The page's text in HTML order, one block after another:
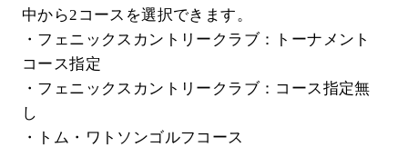
中から2コースを選択できます。
・フェニックスカントリークラブ：トーナメント
コース指定
・フェニックスカントリークラブ：コース指定無
し
・トム・ワトソンゴルフコース